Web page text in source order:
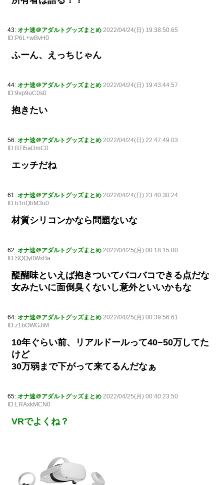
43: オナ速＠アダルトグッズまとめ 2022/04/24(日) 19:38:50.65
ID:P6L+wBvH0
ふーん、えっちじゃん
44: オナ速＠アダルトグッズまとめ 2022/04/24(日) 19:43:44.57
ID:9vp9uC0s0
抱きたい
56: オナ速＠アダルトグッズまとめ 2022/04/24(日) 22:47:49.03
ID:BTI5aDmC0
エッチだね
61: オナ速＠アダルトグッズまとめ 2022/04/24(日) 23:40:30.24
ID:b1nQbM3u0
材質シリコンかなら問題ないな
62: オナ速＠アダルトグッズまとめ 2022/04/25(月) 00:18:15.00
ID:SQQy0WxBa
醍醐味といえば抱きついてバコバコできる点だな
女みたいに面倒臭くないし意外といいかもな
64: オナ速＠アダルトグッズまとめ 2022/04/25(月) 00:39:56.61
ID:z1bOWGJiM
10年ぐらい前、リアルドールって40−50万してた
けど
30万弱まで下がって来てるんだなぁ
65: オナ速＠アダルトグッズまとめ 2022/04/25(月) 00:40:23.50
ID:LRAxkMCN0
VRでよくね？